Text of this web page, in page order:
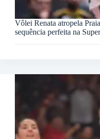
Vôlei Renata atropela
sequência perfeita na